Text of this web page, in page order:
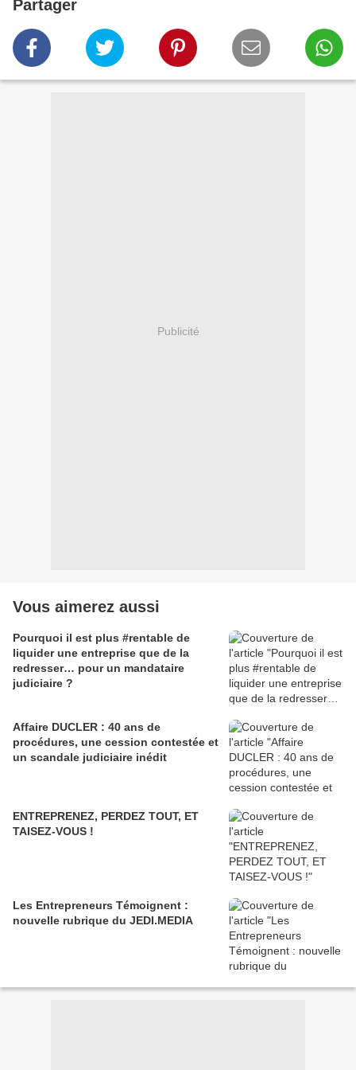
Partager
Publicité
Vous aimerez aussi
Pourquoi il est plus #rentable de
liquider une entreprise que de la
redresser… pour un mandataire
judiciaire ?
Affaire DUCLER : 40 ans de
procédures, une cession contestée et
un scandale judiciaire inédit
ENTREPRENEZ, PERDEZ TOUT, ET
TAISEZ-VOUS !
Les Entrepreneurs Témoignent :
nouvelle rubrique du JEDI.MEDIA